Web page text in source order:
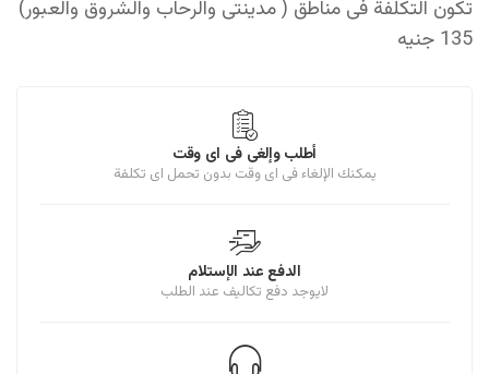
تكون التكلفة فى مناطق ( مدينتى والرحاب والشروق والعبور)
135 جنيه
أطلب وإلغى فى اى وقت
يمكنك الإلغاء فى اى وقت بدون تحمل اى تكلفة
الدفع عند الإستلام
لايوجد دفع تكاليف عند الطلب